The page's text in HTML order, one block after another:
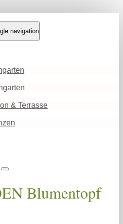
navigation
& Terrasse
Blumentopf